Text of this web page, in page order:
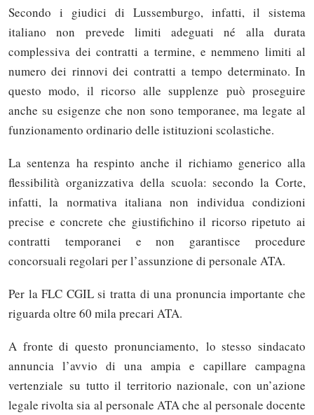
Secondo i giudici di Lussemburgo, infatti, il sistema
italiano non prevede limiti adeguati né alla durata
complessiva dei contratti a termine, e nemmeno limiti al
numero dei rinnovi dei contratti a tempo determinato. In
questo modo, il ricorso alle supplenze può proseguire
anche su esigenze che non sono temporanee, ma legate al
funzionamento ordinario delle istituzioni scolastiche.
La sentenza ha respinto anche il richiamo generico alla
flessibilità organizzativa della scuola: secondo la Corte,
infatti, la normativa italiana non individua condizioni
precise e concrete che giustifichino il ricorso ripetuto ai
contratti temporanei e non garantisce procedure
concorsuali regolari per l’assunzione di personale ATA.
Per la FLC CGIL si tratta di una pronuncia importante che
riguarda oltre 60 mila precari ATA.
A fronte di questo pronunciamento, lo stesso sindacato
annuncia l’avvio di una ampia e capillare campagna
vertenziale su tutto il territorio nazionale, con un’azione
legale rivolta sia al personale ATA che al personale docente